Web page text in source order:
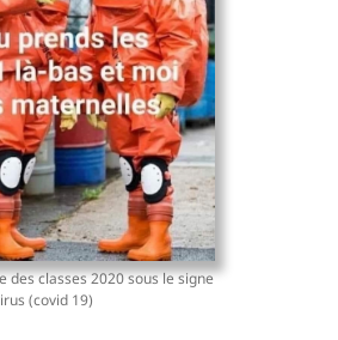
des classes 2020 sous le signe
(covid 19)